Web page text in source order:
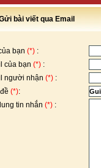
bài viết qua Email
bạn (*) :
của bạn (*) :
người nhận (*) :
(*):
tin nhắn (*) :